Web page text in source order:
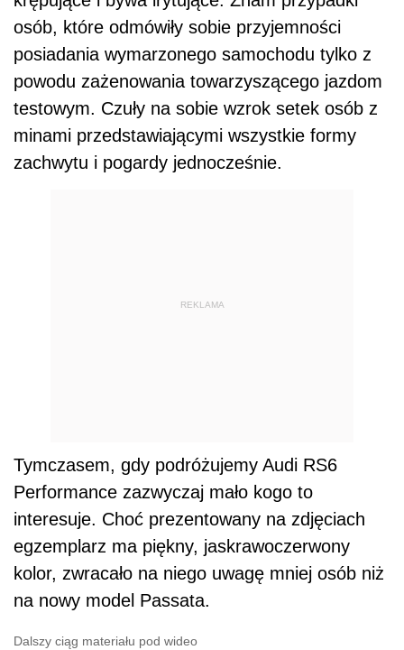
osób, które odmówiły sobie przyjemności
posiadania wymarzonego samochodu tylko z
powodu zażenowania towarzyszącego jazdom
testowym. Czuły na sobie wzrok setek osób z
minami przedstawiającymi wszystkie formy
zachwytu i pogardy jednocześnie.
REKLAMA
Tymczasem, gdy podróżujemy Audi RS6
Performance zazwyczaj mało kogo to
interesuje. Choć prezentowany na zdjęciach
egzemplarz ma piękny, jaskrawoczerwony
kolor, zwracało na niego uwagę mniej osób niż
na nowy model Passata.
Dalszy ciąg materiału pod wideo